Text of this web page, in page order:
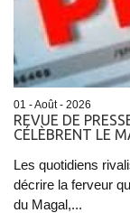
01 - Août - 2026
REVUE DE
CÉLÈBRENT LE
Les quotidiens
décrire la ferveur
du Magal,...